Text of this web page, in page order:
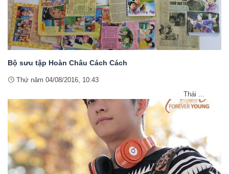
Bộ sưu tập Hoàn Châu Cách Cách
Thứ năm 04/08/2016, 10:43
Thái ...